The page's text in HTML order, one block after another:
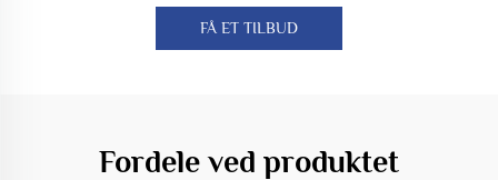
FÅ ET TILBUD
Fordele ved produktet